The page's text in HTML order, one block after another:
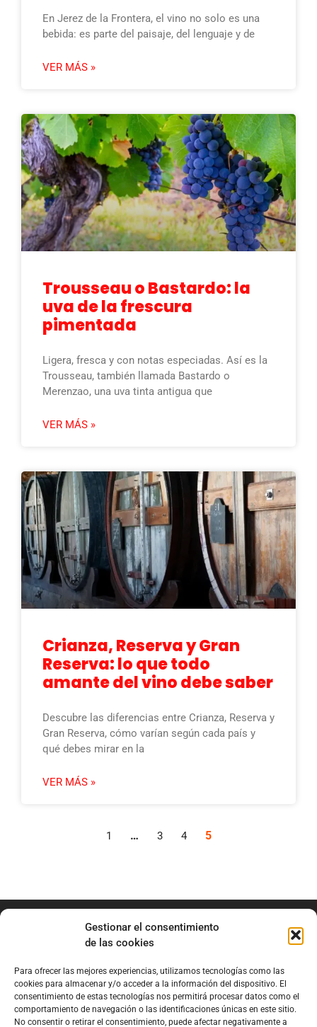
Gestionar el consentimiento
de las cookies
Para ofrecer las mejores experiencias, utilizamos tecnologías como las
cookies para almacenar y/o acceder a la información del dispositivo. El
consentimiento de estas tecnologías nos permitirá procesar datos como el
comportamiento de navegación o las identificaciones únicas en este sitio.
No consentir o retirar el consentimiento, puede afectar negativamente a
En Jerez de la Frontera, el vino no solo es una
bebida: es parte del paisaje, del lenguaje y de
VER MÁS »
Trousseau o Bastardo: la
uva de la frescura
pimentada
Ligera, fresca y con notas especiadas. Así es la
Trousseau, también llamada Bastardo o
Merenzao, una uva tinta antigua que
VER MÁS »
Crianza, Reserva y Gran
Reserva: lo que todo
amante del vino debe saber
Descubre las diferencias entre Crianza, Reserva y
Gran Reserva, cómo varían según cada país y
qué debes mirar en la
VER MÁS »
1 … 3 4 5
info@marianobraga.com
BRAGA Academia
Podcast